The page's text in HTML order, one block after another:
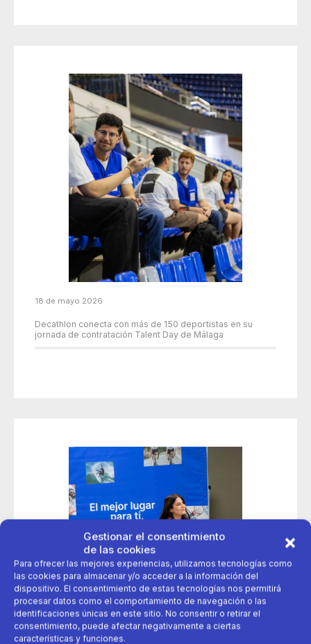
Gestionar el consentimiento
de las cookies
Para ofrecer las mejores experiencias, utilizamos tecnologías como
las cookies para almacenar y/o acceder a la información del
dispositivo. El consentimiento de estas tecnologías nos permitirá
procesar datos como el comportamiento de navegación o las
identificaciones únicas en este sitio. No consentir o retirar el
consentimiento, puede afectar negativamente a ciertas
características y funciones.
18 de mayo 2026
Decathlon conecta con más de 150 deportistas en su
jornada de contratación Talent Day de Málaga